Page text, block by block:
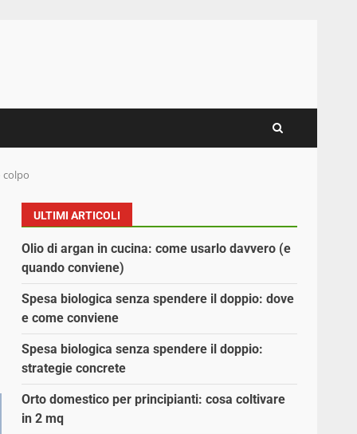
colpo
ULTIMI ARTICOLI
Olio di argan in cucina: come usarlo davvero (e
quando conviene)
Spesa biologica senza spendere il doppio: dove
e come conviene
Spesa biologica senza spendere il doppio:
strategie concrete
Orto domestico per principianti: cosa coltivare
in 2 mq